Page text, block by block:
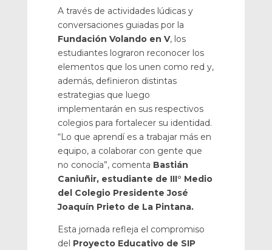
A través de actividades lúdicas y
conversaciones guiadas por la
Fundación Volando en V, los
estudiantes lograron reconocer los
elementos que los unen como red y,
además, definieron distintas
estrategias que luego
implementarán en sus respectivos
colegios para fortalecer su identidad.
“Lo que aprendí es a trabajar más en
equipo, a colaborar con gente que
no conocía”, comenta Bastián
Caniuñir, estudiante de III° Medio
del Colegio Presidente José
Joaquín Prieto de La Pintana.
Esta jornada refleja el compromiso
del Proyecto Educativo de SIP